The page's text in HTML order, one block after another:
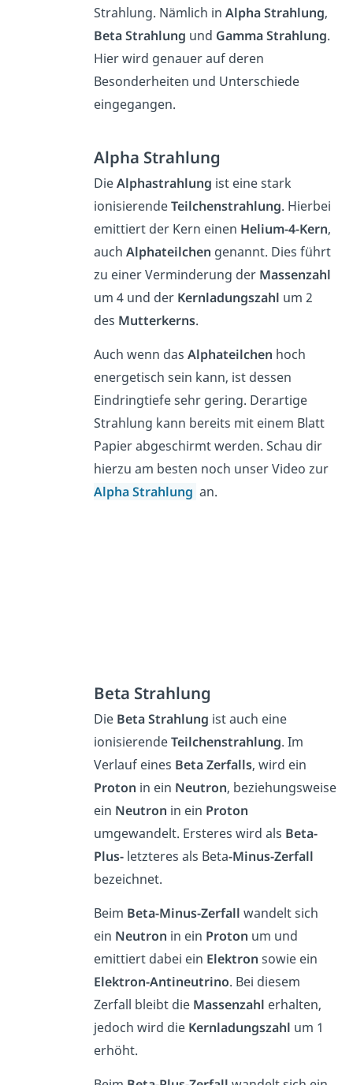
Strahlung. Nämlich inAlpha Strahlung,
Beta Strahlung und Gamma Strahlung.
Hier wird genauer auf deren
Besonderheiten und Unterschiede
eingegangen.
Alpha Strahlung
DieAlphastrahlung ist eine stark
ionisierendeTeilchenstrahlung. Hierbei
emittiert der Kern einen Helium-4-Kern,
auchAlphateilchen genannt. Dies führt
zu einer Verminderung der Massenzahl
um 4 und der Kernladungszahl um 2
des Mutterkerns.
Auch wenn dasAlphateilchen hoch
energetisch sein kann, ist dessen
Eindringtiefe sehr gering. Derartige
Strahlung kann bereits mit einem Blatt
Papier abgeschirmt werden. Schau dir
hierzu am besten noch unser Video zur
Alpha Strahlung an.
Beta Strahlung
Die Beta Strahlung ist auch eine
ionisierendeTeilchenstrahlung. Im
Verlauf eines Beta Zerfalls, wird ein
Proton in ein Neutron, beziehungsweise
ein Neutron in ein Proton
umgewandelt. Ersteres wird als Beta-
Plus- letzteres als Beta-Minus-Zerfall
bezeichnet.
Beim Beta-Minus-Zerfall wandelt sich
ein Neutron in ein Proton um und
emittiert dabei ein Elektron sowie ein
Elektron-Antineutrino. Bei diesem
Zerfall bleibt die Massenzahl erhalten,
jedoch wird die Kernladungszahl um 1
erhöht.